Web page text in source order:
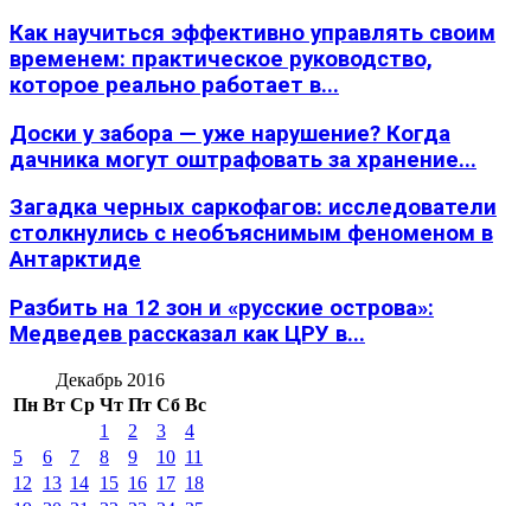
Как научиться эффективно управлять своим
временем: практическое руководство,
которое реально работает в...
Доски у забора — уже нарушение? Когда
дачника могут оштрафовать за хранение...
Загадка черных саркофагов: исследователи
столкнулись с необъяснимым феноменом в
Антарктиде
Разбить на 12 зон и «русские острова»:
Медведев рассказал как ЦРУ в...
Декабрь 2016
Пн Вт Ср Чт Пт Сб Вс
1
2 3
4
5
6 7 8 9 10 11
12
13 14 15 16 17 18